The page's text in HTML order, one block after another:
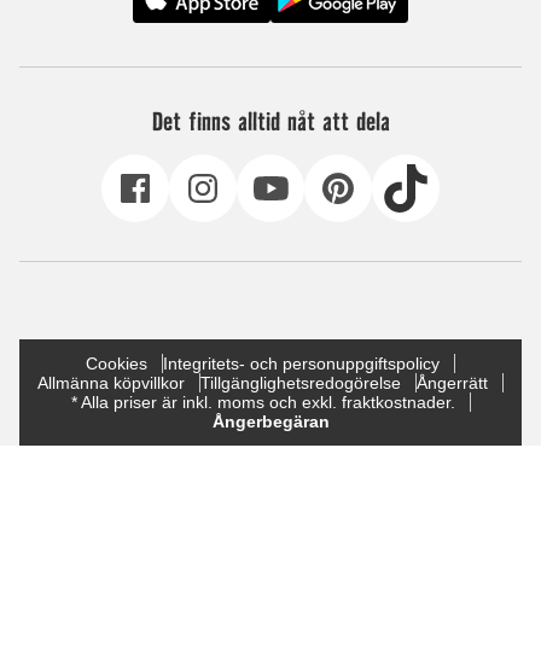
Det finns alltid nåt att dela
Cookies
Integritets- och personuppgiftspolicy
Allmänna köpvillkor
Tillgänglighetsredogörelse
Ångerrätt
* Alla priser är inkl. moms och exkl. fraktkostnader.
Ångerbegäran